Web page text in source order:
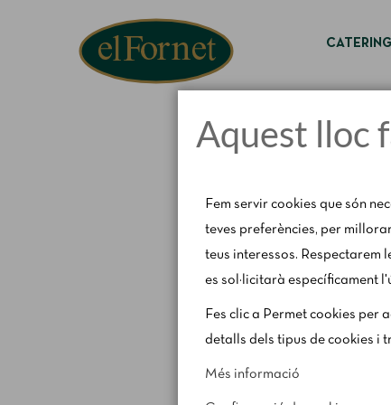
CATERING
Aquest lloc
Fem servir cookies que són
teves preferències, per
teus interessos. Respectarem
es sol·licitarà específicament
Fes clic a Permet cookies per
detalls dels tipus de cookies i
Més informació